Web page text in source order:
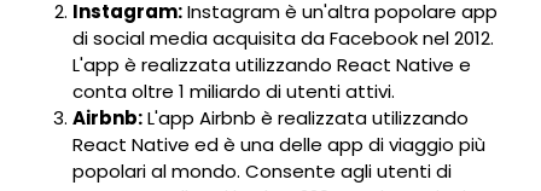
Instagram:Instagram è un'altra popolare app
di social media acquisita da Facebook nel 2012.
L'app è realizzata utilizzando React Native e
conta oltre 1 miliardo di utenti attivi.
Airbnb:L'app Airbnb è realizzata utilizzando
React Native ed è una delle app di viaggio più
popolari al mondo. Consente agli utenti di